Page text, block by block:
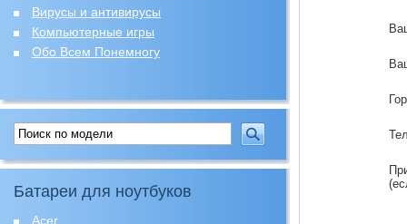
Вирусы и антивирусы
Компьютерные игры
Обо Всем Понемногу
Батареи для ноутбуков
Acer